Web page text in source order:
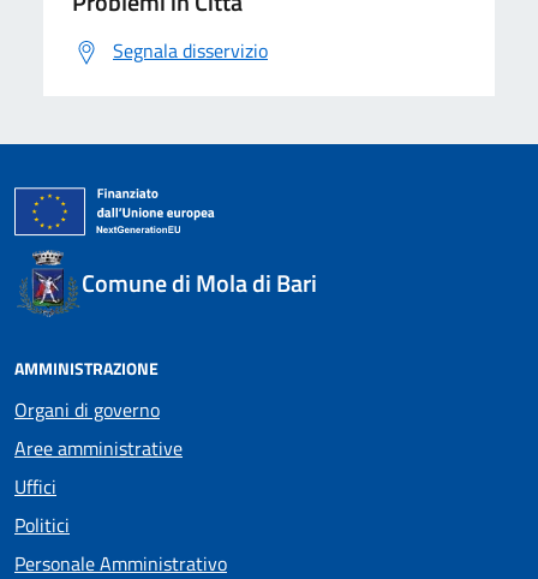
Segnala disservizio
Comune di Mola di Bari
AMMINISTRAZIONE
Organi di governo
Aree amministrative
Uffici
Politici
Personale Amministrativo